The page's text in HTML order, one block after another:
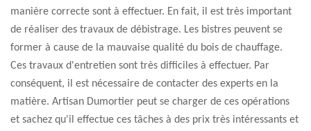
manière correcte sont à effectuer. En fait, il est très important
de réaliser des travaux de débistrage. Les bistres peuvent se
former à cause de la mauvaise qualité du bois de chauffage.
Ces travaux d'entretien sont très difficiles à effectuer. Par
conséquent, il est nécessaire de contacter des experts en la
matière. Artisan Dumortier peut se charger de ces opérations
et sachez qu'il effectue ces tâches à des prix très intéressants et